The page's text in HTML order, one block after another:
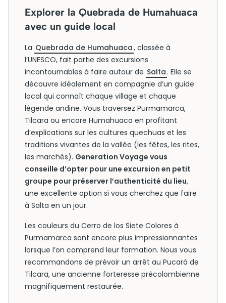
Explorer la Quebrada de Humahuaca
avec un guide local
La Quebrada de Humahuaca, classée à
l’UNESCO, fait partie des excursions
incontournables à faire autour de Salta . Elle se
découvre idéalement en compagnie d’un guide
local qui connaît chaque village et chaque
légende andine. Vous traversez Purmamarca,
Tilcara ou encore Humahuaca en profitant
d’explications sur les cultures quechuas et les
traditions vivantes de la vallée (les fêtes, les rites,
les marchés). Generation Voyage vous
conseille d’opter pour une excursion en petit
groupe pour préserver l’authenticité du lieu,
une excellente option si vous cherchez que faire
à Salta en un jour.
Les couleurs du Cerro de los Siete Colores à
Purmamarca sont encore plus impressionnantes
lorsque l’on comprend leur formation. Nous vous
recommandons de prévoir un arrêt au Pucará de
Tilcara, une ancienne forteresse précolombienne
magnifiquement restaurée.